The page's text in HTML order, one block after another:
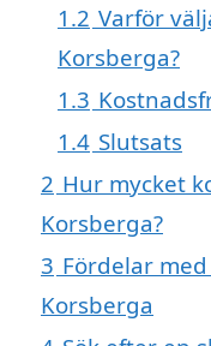
1.2 Varför
Korsberga?
1.3
1.4 Slutsats
2 Hur mycket
Korsberga?
3 Fördelar
Korsberga